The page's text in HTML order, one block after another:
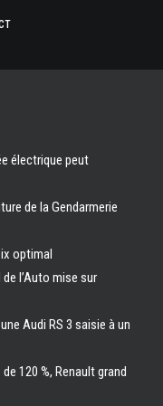
électrique peut
de la Gendarmerie
optimal
l’Auto mise sur
Audi RS 3 saisie à un
120 %, Renault grand